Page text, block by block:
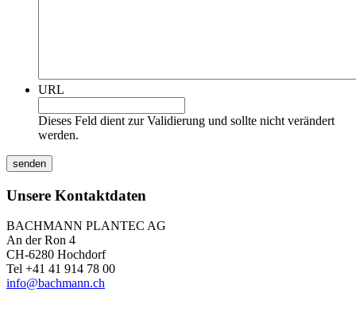
URL
Dieses Feld dient zur Validierung und sollte nicht verändert
werden.
Unsere Kontaktdaten
BACHMANN PLANTEC AG
An der Ron 4
CH-6280 Hochdorf
Tel +41 41 914 78 00
info@bachmann.ch